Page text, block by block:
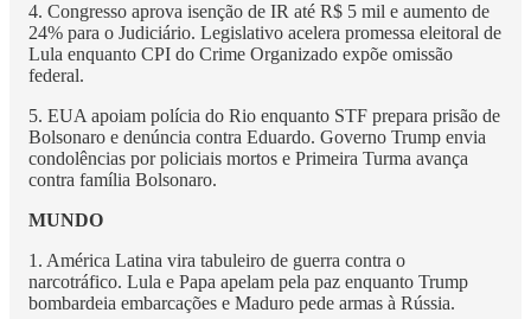
4. Congresso aprova isenção de IR até R$ 5 mil e aumento de
24% para o Judiciário. Legislativo acelera promessa eleitoral de
Lula enquanto CPI do Crime Organizado expõe omissão
federal.
5. EUA apoiam polícia do Rio enquanto STF prepara prisão de
Bolsonaro e denúncia contra Eduardo. Governo Trump envia
condolências por policiais mortos e Primeira Turma avança
contra família Bolsonaro.
MUNDO
1. América Latina vira tabuleiro de guerra contra o
narcotráfico. Lula e Papa apelam pela paz enquanto Trump
bombardeia embarcações e Maduro pede armas à Rússia.